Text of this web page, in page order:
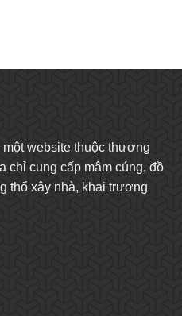
một website thuộc thương
chỉ cung cấp mâm cúng, đồ
thổ xây nhà, khai trương